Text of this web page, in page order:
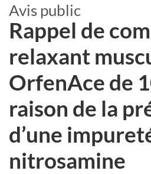
Avis public
Rappel de
relaxant
OrfenAce de
raison de la
d’une
nitrosamine